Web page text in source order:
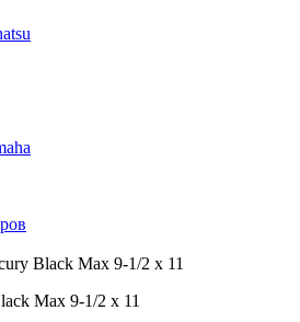
Black Max 9-1/2 x 11
Max 9-1/2 x 11